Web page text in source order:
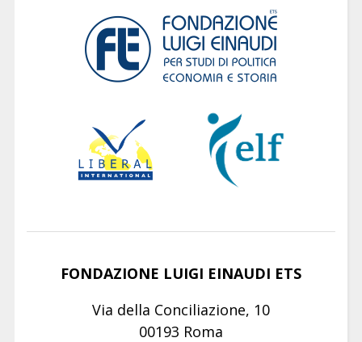
FONDAZIONE LUIGI EINAUDI ETS
Via della Conciliazione, 10
00193 Roma